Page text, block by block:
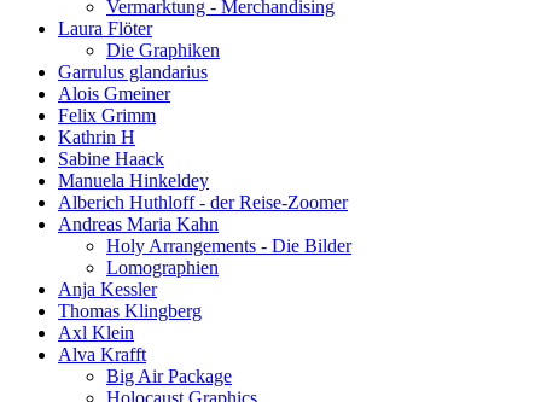
Vermarktung - Merchandising
Laura Flöter
Die Graphiken
Garrulus glandarius
Alois Gmeiner
Felix Grimm
Kathrin H
Sabine Haack
Manuela Hinkeldey
Alberich Huthloff - der Reise-Zoomer
Andreas Maria Kahn
Holy Arrangements - Die Bilder
Lomographien
Anja Kessler
Thomas Klingberg
Axl Klein
Alva Krafft
Big Air Package
Holocaust Graphics